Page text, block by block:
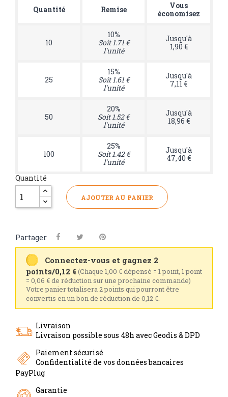
Quantité
Remise
Vous
économisez
10
10%
Soit 1.71 €
l'unité
Jusqu'à
1,90 €
25
15%
Soit 1.61 €
l'unité
Jusqu'à
7,11 €
50
20%
Soit 1.52 €
l'unité
Jusqu'à
18,96 €
100
25%
Soit 1.42 €
l'unité
Jusqu'à
47,40 €
Quantité
AJOUTER AU PANIER
Partager
Connectez-vous et gagnez 2
points/0,12 €(Chaque 1,00 € dépensé = 1 point, 1 point
= 0,06 € de réduction sur une prochaine commande)
Votre panier totalisera 2 points qui pourront être
convertis en un bon de réduction de 0,12 €.
Livraison
Livraison possible sous 48h avec Geodis & DPD
Paiement sécurisé
Confidentialité de vos données bancaires
PayPlug
Garantie